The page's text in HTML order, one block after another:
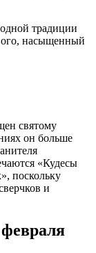
традиции
насыщенный
святому
он больше
«Кудесы
поскольку
и